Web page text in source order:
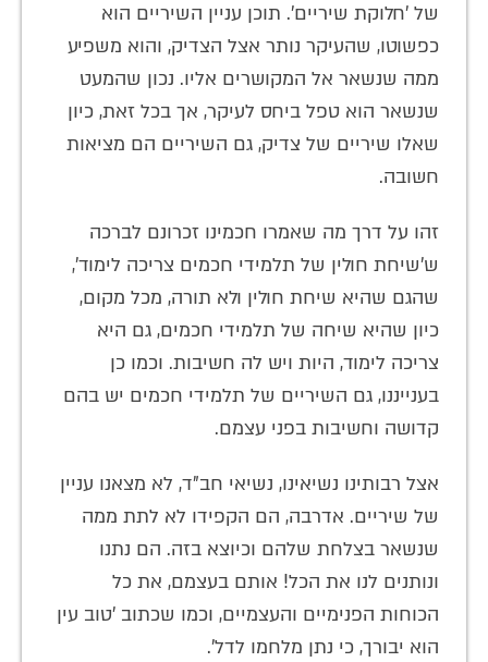
של 'חלוקת שיריים'. תוכן עניין השיריים הוא
כפשוטו, שהעיקר נותר אצל הצדיק, והוא משפיע
ממה שנשאר אל המקושרים אליו. נכון שהמעט
שנשאר הוא טפל ביחס לעיקר, אך בכל זאת, כיון
שאלו שיריים של צדיק, גם השיריים הם מציאות
חשובה.
זהו על דרך מה שאמרו חכמינו זכרונם לברכה
ש'שיחת חולין של תלמידי חכמים צריכה לימוד',
שהגם שהיא שיחת חולין ולא תורה, מכל מקום,
כיון שהיא שיחה של תלמידי חכמים, גם היא
צריכה לימוד, היות ויש לה חשיבות. וכמו כן
בענייננו, גם השיריים של תלמידי חכמים יש בהם
קדושה וחשיבות בפני עצמם.
אצל רבותינו נשיאינו, נשיאי חב"ד, לא מצאנו עניין
של שיריים. אדרבה, הם הקפידו לא לתת ממה
שנשאר בצלחת שלהם וכיוצא בזה. הם נתנו
ונותנים לנו את הכל! אותם בעצמם, את כל
הכוחות הפנימיים והעצמיים, וכמו שכתוב 'טוב עין
הוא יבורך, כי נתן מלחמו לדל'.